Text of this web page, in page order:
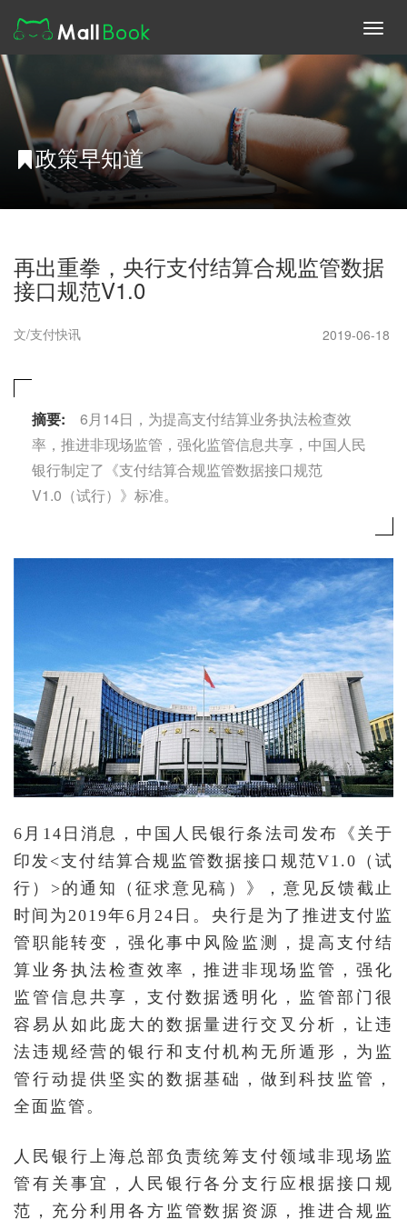
政策早知道
再出重拳，央行支付结算合规监管数据
接口规范V1.0
文/支付快讯 2019-06-18
摘要: 6月14日，为提高支付结算业务执法检查效
率，推进非现场监管，强化监管信息共享，中国人民
银行制定了《支付结算合规监管数据接口规范
V1.0（试行）》标准。
6月14日消息，中国人民银行条法司发布《关于
印发<支付结算合规监管数据接口规范V1.0（试
行）>的通知（征求意见稿）》，意见反馈截止
时间为2019年6月24日。央行是为了推进支付监
管职能转变，强化事中风险监测，提高支付结
算业务执法检查效率，推进非现场监管，强化
监管信息共享，支付数据透明化，监管部门很
容易从如此庞大的数据量进行交叉分析，让违
法违规经营的银行和支付机构无所遁形，为监
管行动提供坚实的数据基础，做到科技监管，
全面监管。
人民银行上海总部负责统筹支付领域非现场监
管有关事宜，人民银行各分支行应根据接口规
范，充分利用各方监管数据资源，推进合规监